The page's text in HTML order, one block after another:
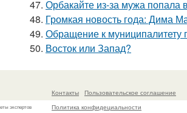
47. Орбакайте из-за мужа попала
48. Громкая новость года: Дима
49. Обращение к муниципалитету
50. Восток или Запад?
экспертов
Контакты
Пользовательское соглашение
Политика конфидециальности